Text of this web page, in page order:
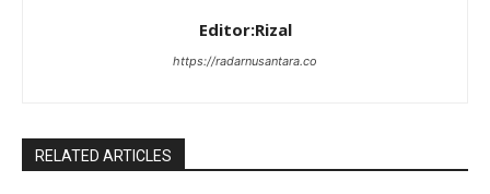
Editor:Rizal
https://radarnusantara.co
RELATED ARTICLES